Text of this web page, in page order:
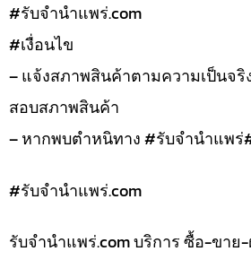
#รับจํานําแพร่.com
#เงื่อนไข
– แจ้งสภาพสินค้าตามความเป็นจริ
สอบสภาพสินค้า
– หากพบตำหนิทาง #รับจำนำแพร่
#รับจํานําแพร่.com
รับจํานําแพร่.com บริการ ซื้อ-ขา